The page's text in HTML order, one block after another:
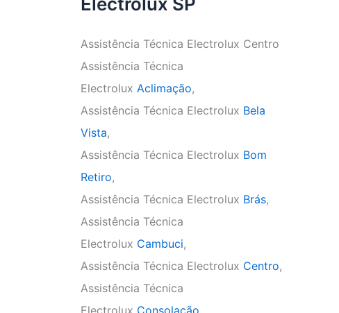
Assistência Técnica Electrolux Centro
Assistência Técnica
Electrolux Aclimação,
Assistência Técnica Electrolux Bela
Vista,
Assistência Técnica Electrolux Bom
Retiro,
Assistência Técnica Electrolux Brás,
Assistência Técnica
Electrolux Cambuci,
Assistência Técnica Electrolux Centro,
Assistência Técnica
Electrolux Consolação ,